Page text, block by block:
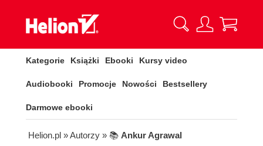
Kategorie Książki Ebooki Kursy video
Audiobooki Promocje Nowości Bestsellery
Darmowe ebooki
Helion.pl » Autorzy » 📚 Ankur Agrawal